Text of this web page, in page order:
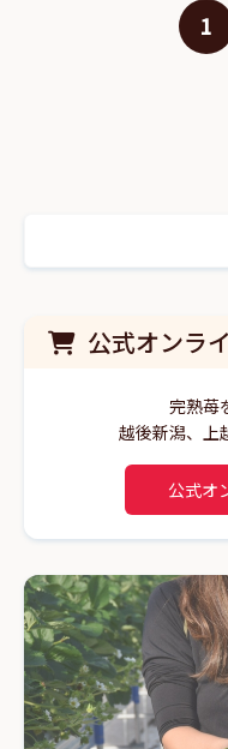
1
公式オンラ
完熟苺
越後新潟、上
公式オ